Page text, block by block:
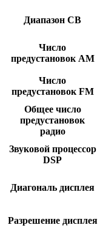
Диапазон СВ
Число
предустановок AM
Число
предустановок FM
Общее число
предустановок
радио
Звуковой процессор
DSP
Диагональ дисплея
Разрешение дисплея